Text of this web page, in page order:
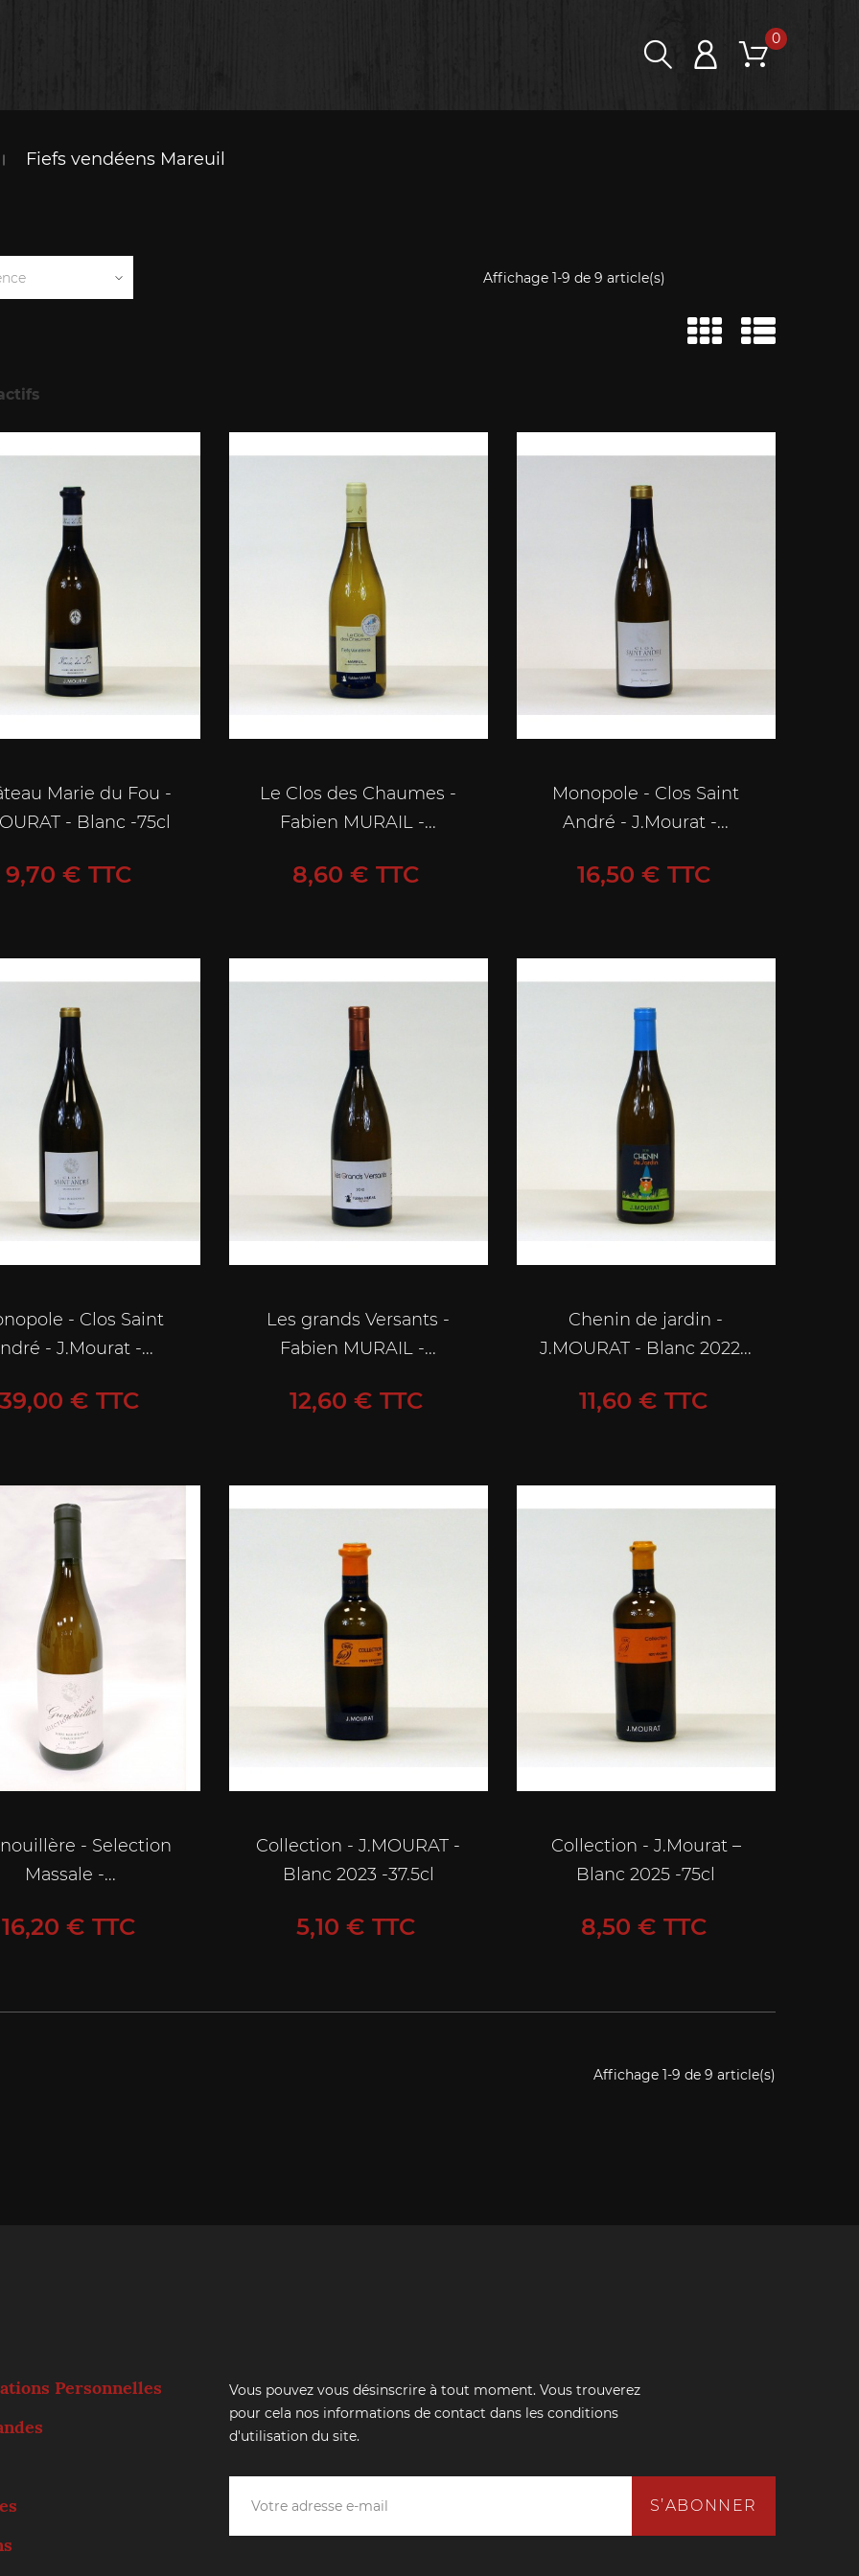
0
Fiefs vendéens Mareuil
Affichage 1-9 de 9 article(s)
Marie du Fou -
- Blanc -75cl
Prix
9,70 € TTC
Le Clos des Chaumes -
Fabien MURAIL -...
Prix
8,60 € TTC
Monopole - Clos Saint
André - J.Mourat -...
Prix
16,50 € TTC
- Clos Saint
- J.Mourat -...
Prix
€ TTC
Les grands Versants -
Fabien MURAIL -...
Prix
12,60 € TTC
Chenin de jardin -
J.MOURAT - Blanc 2022...
Prix
11,60 € TTC
- Selection
Massale -...
Prix
16,20 € TTC
Collection - J.MOURAT -
Blanc 2023 -37.5cl
Prix
5,10 € TTC
Collection - J.Mourat –
Blanc 2025 -75cl
Prix
8,50 € TTC
Affichage 1-9 de 9 article(s)
Personnelles
Vous pouvez vous désinscrire à tout moment. Vous trouverez
pour cela nos informations de contact dans les conditions
d'utilisation du site.